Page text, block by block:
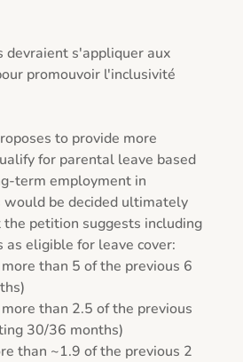
devraient s'appliquer aux
promouvoir l'inclusivité
to provide more
for parental leave based
term employment in
would be decided ultimately
petition suggests including
eligible for leave cover:
30/36 months)